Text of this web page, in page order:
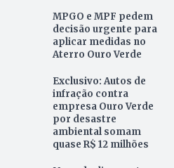
MPGO e MPF pedem
decisão urgente para
aplicar medidas no
Aterro Ouro Verde
Exclusivo: Autos de
infração contra
empresa Ouro Verde
por desastre
ambiental somam
quase R$ 12 milhões